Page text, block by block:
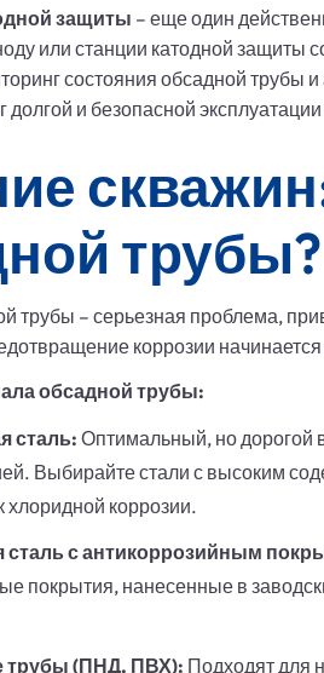
защиты – еще один
или станции катодной защиты
состояния обсадной трубы
долгой и безопасной
трубы?
трубы – серьезная проблема,
коррозии
обсадной трубы:
сталь: Оптимальный, но дорогой
Выбирайте стали с высоким
хлоридной коррозии.
сталь с антикоррозийным
покрытия, нанесенные в
трубы (ПНД, ПВХ): Подходят для